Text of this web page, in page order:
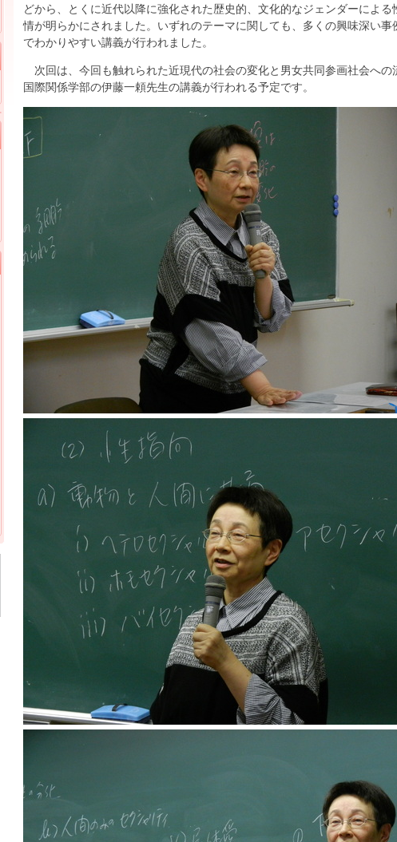
どから、とくに近代以降に強化された歴史的、文化的なジェンダーによ
情が明らかにされました。いずれのテーマに関しても、多くの興味深い
でわかりやすい講義が行われました。
次回は、今回も触れられた近現代の社会の変化と男女共同参画社会への
国際関係学部の伊藤一頼先生の講義が行われる予定です。